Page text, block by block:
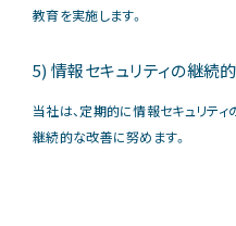
教育を実施します。
5) 情報セキュリティの継続
当社は、定期的に情報セキュリテ
継続的な改善に努めます。